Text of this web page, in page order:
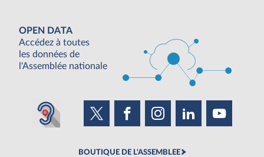
OPEN DATA
Accédez à toutes
les données de
l'Assemblée nationale
BOUTIQUE DE L'ASSEMBLEE